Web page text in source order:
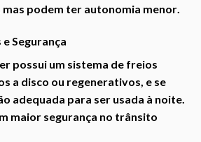
mas podem ter autonomia menor.
Segurança
possui um sistema de freios
a disco ou regenerativos, e se
adequada para ser usada à noite.
maior segurança no trânsito